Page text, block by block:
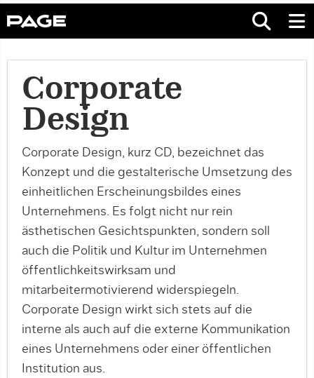
Corporate
Design
Corporate Design, kurz CD, bezeichnet das
Konzept und die gestalterische Umsetzung des
einheitlichen Erscheinungsbildes eines
Unternehmens. Es folgt nicht nur rein
ästhetischen Gesichtspunkten, sondern soll
auch die Politik und Kultur im Unternehmen
öffentlichkeitswirksam und
mitarbeitermotivierend widerspiegeln.
Corporate Design wirkt sich stets auf die
interne als auch auf die externe Kommunikation
eines Unternehmens oder einer öffentlichen
Institution aus.